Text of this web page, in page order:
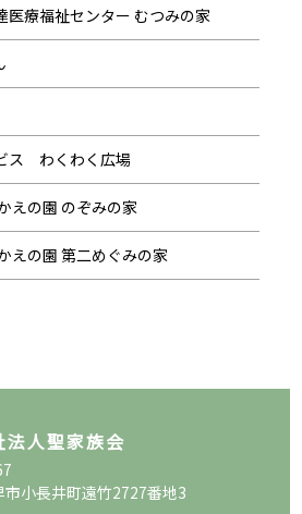
医療福祉センター むつみの家
ス わくわく広場
えの園 のぞみの家
えの園 第二めぐみの家
法人聖家族会
市小長井町遠竹2727番地3